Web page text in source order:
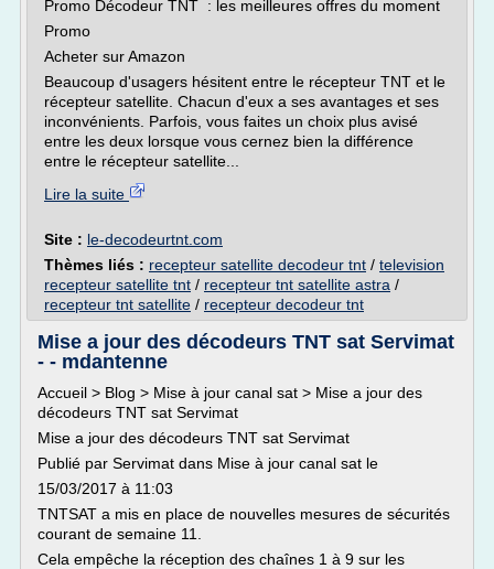
Promo Décodeur TNT : les meilleures offres du moment
Promo
Acheter sur Amazon
Beaucoup d'usagers hésitent entre le récepteur TNT et le
récepteur satellite. Chacun d'eux a ses avantages et ses
inconvénients. Parfois, vous faites un choix plus avisé
entre les deux lorsque vous cernez bien la différence
entre le récepteur satellite...
Lire la suite
Site : le-decodeurtnt.com
Thèmes liés : recepteur satellite decodeur tnt / television
recepteur satellite tnt / recepteur tnt satellite astra /
recepteur tnt satellite / recepteur decodeur tnt
Mise a jour des décodeurs TNT sat Servimat
- - mdantenne
Accueil > Blog > Mise à jour canal sat > Mise a jour des
décodeurs TNT sat Servimat
Mise a jour des décodeurs TNT sat Servimat
Publié par Servimat dans Mise à jour canal sat le
15/03/2017 à 11:03
TNTSAT a mis en place de nouvelles mesures de sécurités
courant de semaine 11.
Cela empêche la réception des chaînes 1 à 9 sur les